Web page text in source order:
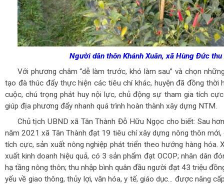
Người dân thôn Khánh Xuân, xã Hùng Đức
Với phương châm “dễ làm trước, khó làm sau” và chọn
tạo đà thúc đẩy thực hiện các tiêu chí khác, huyện đã đồng thời
cuộc, chú trọng phát huy nội lực, chủ động sự tham gia tích
giúp địa phương đẩy nhanh quá trình hoàn thành xây dựng NTM.
Chủ tịch UBND xã Tân Thành Đỗ Hữu Ngọc cho biết: Sau
năm 2021 xã Tân Thành đạt 19 tiêu chí xây dựng nông thôn
tích cực, sản xuất nông nghiệp phát triển theo hướng hàng hóa.
xuất kinh doanh hiệu quả, có 3 sản phẩm đạt OCOP; nhân dân
hạ tầng nông thôn; thu nhập bình quân đầu người đạt 43 triệu
yếu về giao thông, thủy lợi, văn hóa, y tế, giáo dục... được nâng